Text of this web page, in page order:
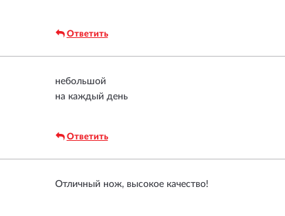
Ответить
небольшой
на каждый день
Ответить
Отличный нож, высокое качество!